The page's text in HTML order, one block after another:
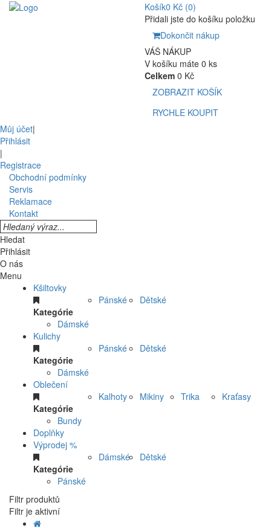
Košík0 Kč (0)
Přidali jste do košíku položku
Dokončit nákup
VÁŠ NÁKUP
V košíku máte 0 ks
Celkem 0 Kč
ZOBRAZIT KOŠÍK
RYCHLE KOUPIT
Můj účet|
Přihlásit
|
Registrace
Obchodní podmínky
Servis
Reklamace
Kontakt
Hledat
Přihlásit
O nás
Menu
Kšiltovky
Kategórie
Dámské
Pánské Dětské
Kulichy
Kategórie
Dámské
Pánské Dětské
Oblečení
Kategórie
Bundy
Kalhoty Mikiny Trika Kraťasy
Doplňky
Výprodej %
Kategórie
Pánské
Dámské Dětské
Filtr produktů
Filtr je aktivní